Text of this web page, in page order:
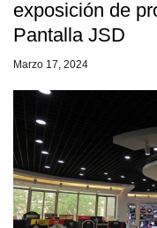
exposición de
Pantalla JSD
Marzo 17, 2024